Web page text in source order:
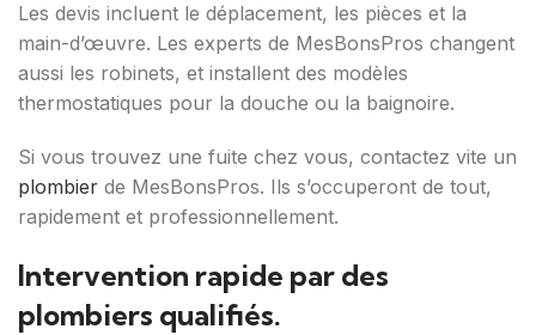
Les devis incluent le déplacement, les pièces et la
main-d’œuvre. Les experts de MesBonsPros changent
aussi les robinets, et installent des modèles
thermostatiques pour la douche ou la baignoire.
Si vous trouvez une fuite chez vous, contactez vite un
plombier de MesBonsPros. Ils s’occuperont de tout,
rapidement et professionnellement.
Intervention rapide par des
plombiers qualifiés.